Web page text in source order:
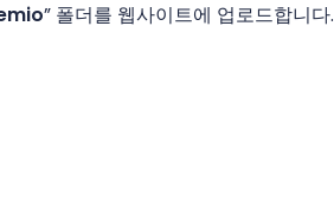
” 폴더를 웹사이트에 업로드합니다.